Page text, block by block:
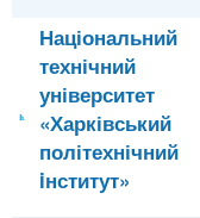
Національний
технічний
університет
«Харківський
політехнічний
iнститут»